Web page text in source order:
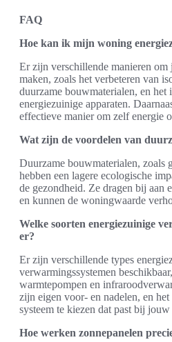
FAQ
Hoe kan ik mijn woning
Er zijn verschillende manieren
maken, zoals het verbeteren van
duurzame bouwmaterialen, en het
energiezuinige apparaten.
effectieve manier om zelf energie
Wat zijn de voordelen van
Duurzame bouwmaterialen, zoals
hebben een lagere ecologische
de gezondheid. Ze dragen bij aan
en kunnen de woningwaarde
Welke soorten energiezuinige
er?
Er zijn verschillende types
verwarmingssystemen
warmtepompen en
zijn eigen voor- en nadelen, en
systeem te kiezen dat past bij
Hoe werken zonnepanelen